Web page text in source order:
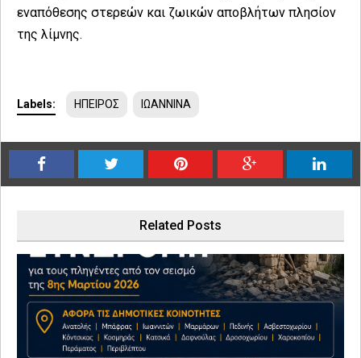
εναπόθεσης στερεών και ζωικών αποβλήτων πλησίον
της λίμνης.
Labels: ΗΠΕΙΡΟΣ ΙΩΑΝΝΙΝΑ
Related Posts